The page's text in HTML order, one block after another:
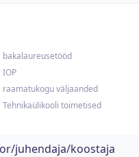
bakalaureusetööd
IOP
raamatukogu väljaanded
Tehnikaülikooli toimetised
juhendaja/koostaja